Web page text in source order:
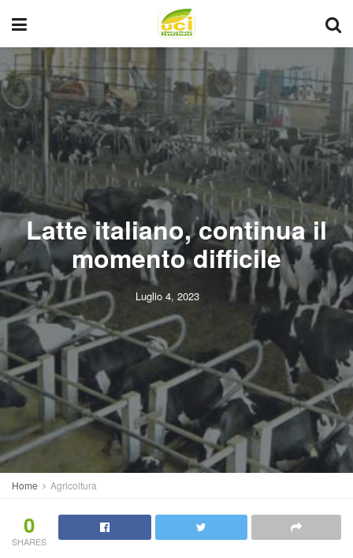
Latte italiano, continua il
momento difficile
Luglio 4, 2023
Home Agricoltura
0
SHARES